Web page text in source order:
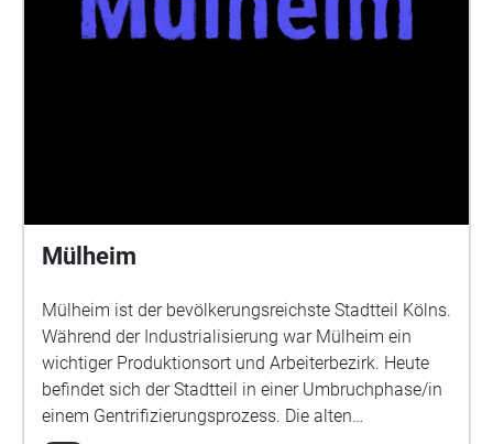
Mülheim
Mülheim ist der bevölkerungsreichste Stadtteil Kölns.
Während der Industrialisierung war Mülheim ein
wichtiger Produktionsort und Arbeiterbezirk. Heute
befindet sich der Stadtteil in einer Umbruchphase/in
einem Gentrifizierungsprozess. Die alten